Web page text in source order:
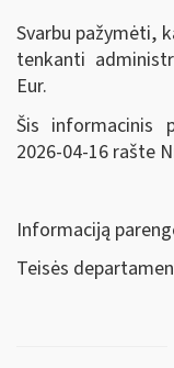
Svarbu pažymėti,
tenkanti
Eur.
Šis informacinis
2026-04-16 rašte
Informaciją
Teisės